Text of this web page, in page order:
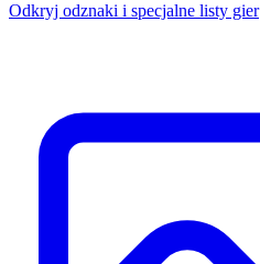
Odkryj odznaki i specjalne listy gier